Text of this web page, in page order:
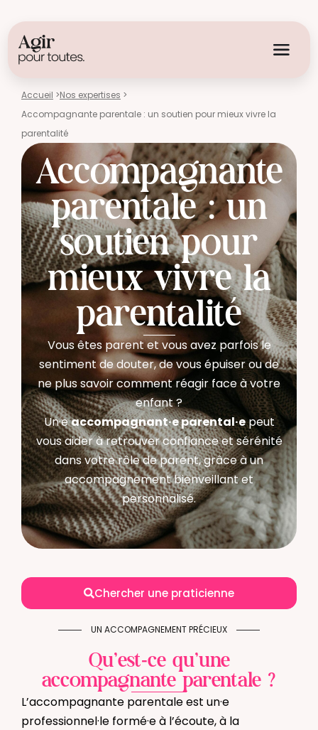
Accueil >Nos expertises >
Accompagnante parentale : un soutien pour mieux vivre la
parentalité
Accompagnante
parentale : un
soutien pour
mieux vivre la
parentalité
Vous êtes parent et vous avez parfois le
sentiment de douter, de vous épuiser ou de
ne plus savoir comment réagir face à votre
enfant ?
Un·eaccompagnant·e parental·epeut
vous aider à retrouver confiance et sérénité
dans votre rôle de parent, grâce à un
accompagnement bienveillant et
personnalisé.
Chercher une praticienne
UN ACCOMPAGNEMENT PRÉCIEUX
Qu’est-ce qu’une
accompagnante parentale ?
L’accompagnante parentale est un·e
professionnel·le formé·e à l’écoute, à la